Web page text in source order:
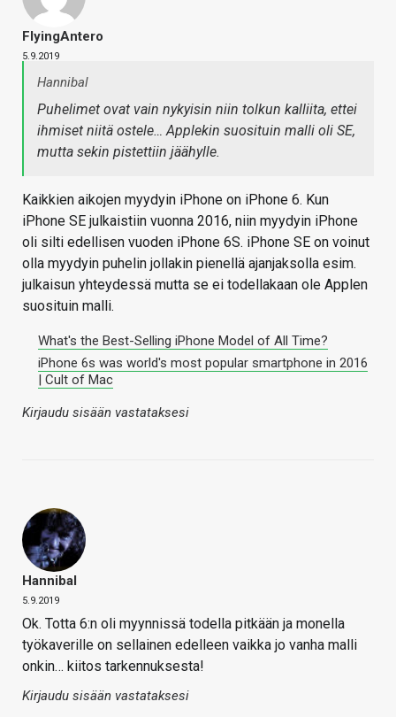
FlyingAntero
5.9.2019
Hannibal
Puhelimet ovat vain nykyisin niin tolkun kalliita, ettei
ihmiset niitä ostele… Applekin suosituin malli oli SE,
mutta sekin pistettiin jäähylle.
Kaikkien aikojen myydyin iPhone on iPhone 6. Kun
iPhone SE julkaistiin vuonna 2016, niin myydyin iPhone
oli silti edellisen vuoden iPhone 6S. iPhone SE on voinut
olla myydyin puhelin jollakin pienellä ajanjaksolla esim.
julkaisun yhteydessä mutta se ei todellakaan ole Applen
suosituin malli.
What's the Best-Selling iPhone Model of All Time?
iPhone 6s was world's most popular smartphone in 2016
| Cult of Mac
Kirjaudu sisään vastataksesi
Hannibal
5.9.2019
Ok. Totta 6:n oli myynnissä todella pitkään ja monella
työkaverille on sellainen edelleen vaikka jo vanha malli
onkin… kiitos tarkennuksesta!
Kirjaudu sisään vastataksesi